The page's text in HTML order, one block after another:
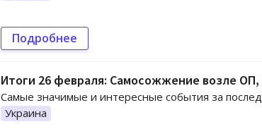
Подробнее
Итоги 26 февраля: Самосожжение возле ОП,
Самые значимые и интересные события за
Украина